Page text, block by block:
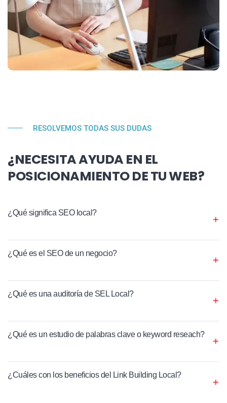
RESOLVEMOS TODAS SUS DUDAS
¿NECESITA AYUDA EN EL
POSICIONAMIENTO DE TU WEB?
¿Qué significa SEO local?
¿Qué es el SEO de un negocio?
¿Qué es una auditoría de SEL Local?
¿Qué es un estudio de palabras clave o keyword reseach?
¿Cuáles con los beneficios del Link Building Local?